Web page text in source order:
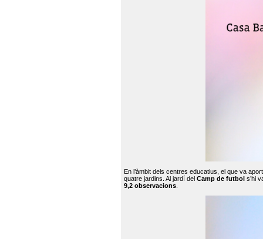
En l’àmbit dels centres educatius, el que va
quatre jardins. Al jardí del Camp de futbol s’hi
9,2 observacions